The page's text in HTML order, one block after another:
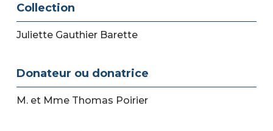
Collection
Juliette Gauthier Barette
Donateur ou donatrice
M. et Mme Thomas Poirier